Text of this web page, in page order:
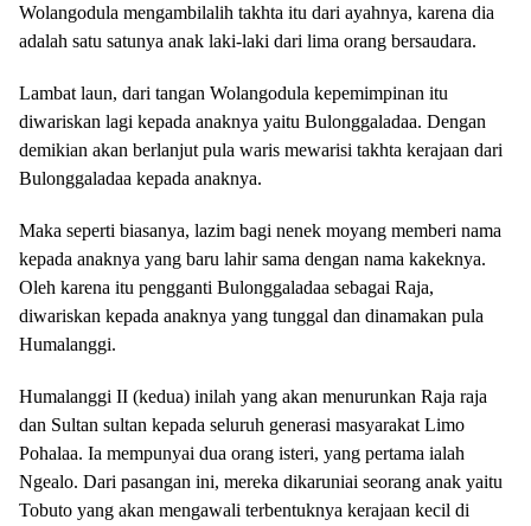
Wolangodula mengambilalih takhta itu dari ayahnya, karena dia
adalah satu satunya anak laki-laki dari lima orang bersaudara.
Lambat laun, dari tangan Wolangodula kepemimpinan itu
diwariskan lagi kepada anaknya yaitu Bulonggaladaa. Dengan
demikian akan berlanjut pula waris mewarisi takhta kerajaan dari
Bulonggaladaa kepada anaknya.
Maka seperti biasanya, lazim bagi nenek moyang memberi nama
kepada anaknya yang baru lahir sama dengan nama kakeknya.
Oleh karena itu pengganti Bulonggaladaa sebagai Raja,
diwariskan kepada anaknya yang tunggal dan dinamakan pula
Humalanggi.
Humalanggi II (kedua) inilah yang akan menurunkan Raja raja
dan Sultan sultan kepada seluruh generasi masyarakat Limo
Pohalaa. Ia mempunyai dua orang isteri, yang pertama ialah
Ngealo. Dari pasangan ini, mereka dikaruniai seorang anak yaitu
Tobuto yang akan mengawali terbentuknya kerajaan kecil di